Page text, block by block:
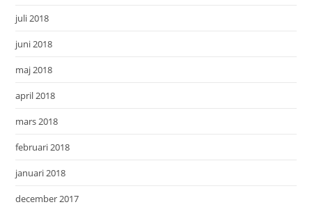
juli 2018
juni 2018
maj 2018
april 2018
mars 2018
februari 2018
januari 2018
december 2017